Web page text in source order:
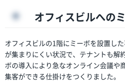
オフィスビルへの
オフィスビルの1階にミーボを設置し
が集まりにくい状況で、テナントも解
ボの導入により急なオンライン会議や
集客ができる仕掛けをつくりました。